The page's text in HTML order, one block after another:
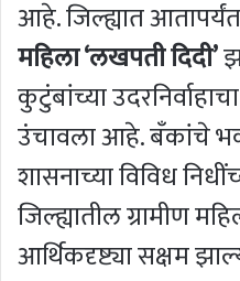
आहे. जिल्ह्यात
महिला ‘लखपती दिदी’
कुटुंबांच्या
उंचावला आहे. बँकांचे
शासनाच्या विविध
जिल्ह्यातील ग्रामीण
आर्थिकदृष्ट्या सक्षम